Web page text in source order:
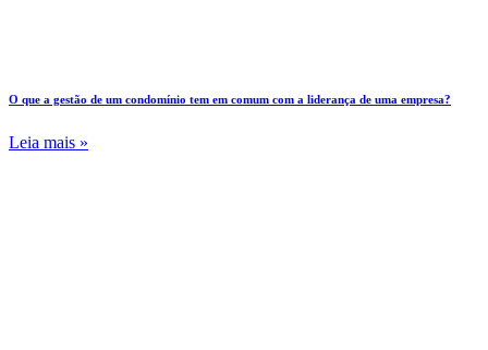
O que a gestão de um condomínio tem em comum com a liderança de uma empresa?
Leia mais »